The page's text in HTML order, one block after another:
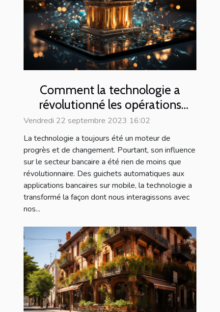
Comment la technologie a
révolutionné les opérations
bancaires
Vendredi 22 septembre 2023 16:02
La technologie a toujours été un moteur de
progrès et de changement. Pourtant, son influence
sur le secteur bancaire a été rien de moins que
révolutionnaire. Des guichets automatiques aux
applications bancaires sur mobile, la technologie a
transformé la façon dont nous interagissons avec
nos...